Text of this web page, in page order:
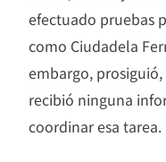
efectuado pruebas
como Ciudadela
embargo,
recibió ninguna
coordinar esa tarea.